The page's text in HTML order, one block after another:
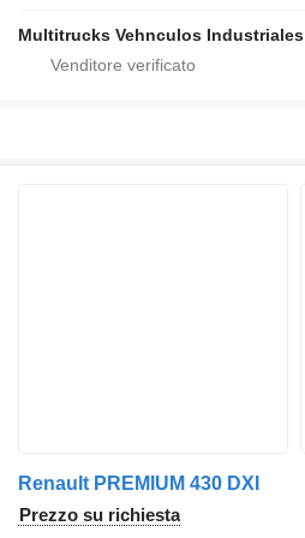
Multitrucks Vehnculos Industriales
Renault PREMIUM 430 DXI
Prezzo su richiesta